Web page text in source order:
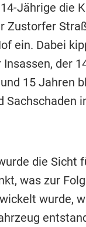
Jährige die
Zustorfer
ein. Dabei
der
15 Jahren
die Sicht
was zur
wurde,